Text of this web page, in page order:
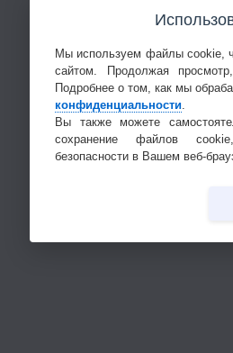
Мы используем файлы cookie,
сайтом. Продолжая
Подробнее о том, как мы
конфиденциальности
Вы также можете
сохранение файлов
безопасности в Вашем веб-